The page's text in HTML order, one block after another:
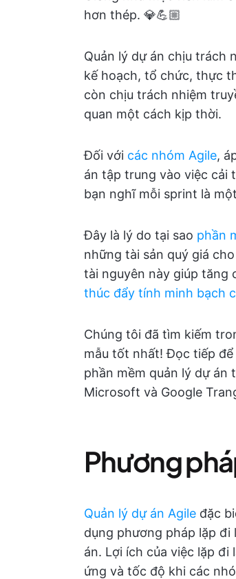
hơn thép. 💎💪🏼
Quản lý dự án chịu trách
kế hoạch, tổ chức, thực
còn chịu trách nhiệm
quan một cách kịp thời.
Đối với các nhóm Agile,
án tập trung vào việc cải
bạn nghĩ mỗi sprint là
Đây là lý do tại sao phần
những tài sản quý giá
tài nguyên này giúp tăng
thúc đẩy tính minh bạch
Chúng tôi đã tìm kiếm
mẫu tốt nhất! Đọc tiếp để
phần mềm quản lý dự án
Microsoft và Google
Phương
Quản lý dự án Agile đặc
dụng phương pháp lặp đi
án. Lợi ích của việc lặp
ứng và tốc độ khi các